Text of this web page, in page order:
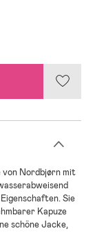
von Nordbjørn mit
Sie
Kapuze
schöne Jacke,